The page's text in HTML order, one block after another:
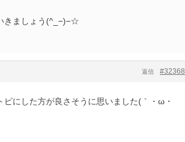
きましょう(^_−)−☆
#32368
返信
にした方が良さそうに思いました(｀・ω・